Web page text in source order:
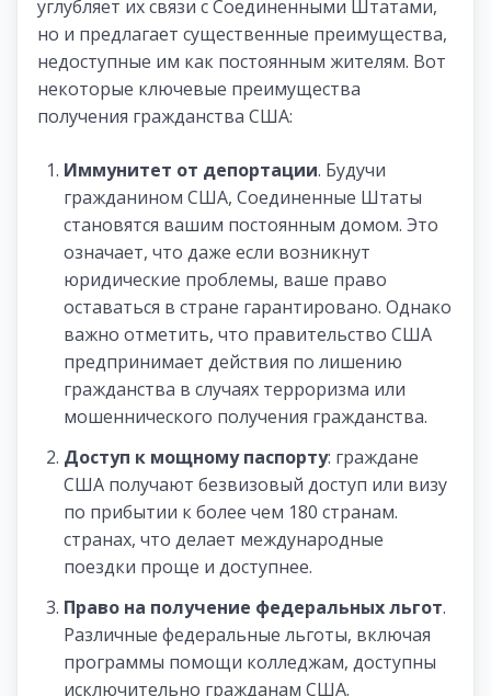
углубляет их связи с Соединенными Штатами,
но и предлагает существенные преимущества,
недоступные им как постоянным жителям. Вот
некоторые ключевые преимущества
получения гражданства США:
Иммунитет от депортации. Будучи
гражданином США, Соединенные Штаты
становятся вашим постоянным домом. Это
означает, что даже если возникнут
юридические проблемы, ваше право
оставаться в стране гарантировано. Однако
важно отметить, что правительство США
предпринимает действия по лишению
гражданства в случаях терроризма или
мошеннического получения гражданства.
Доступ к мощному паспорту: граждане
США получают безвизовый доступ или визу
по прибытии к более чем 180 странам.
странах, что делает международные
поездки проще и доступнее.
Право на получение федеральных льгот.
Различные федеральные льготы, включая
программы помощи колледжам, доступны
исключительно гражданам США.